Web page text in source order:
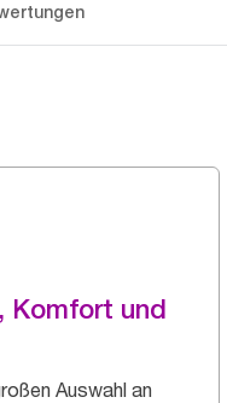
Komfort und
Auswahl an